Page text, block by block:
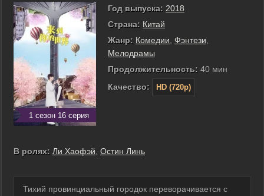
1 сезон 16 серия
Год выпуска: 2018
Страна: Китай
Жанр: Комедии Фэнтези
Мелодрамы
Продолжительность: 40 мин
Качество:
HD (720p)
В ролях: Ли Хаофэй Остин Линь
Тихий провинциальный городок переворачивается с